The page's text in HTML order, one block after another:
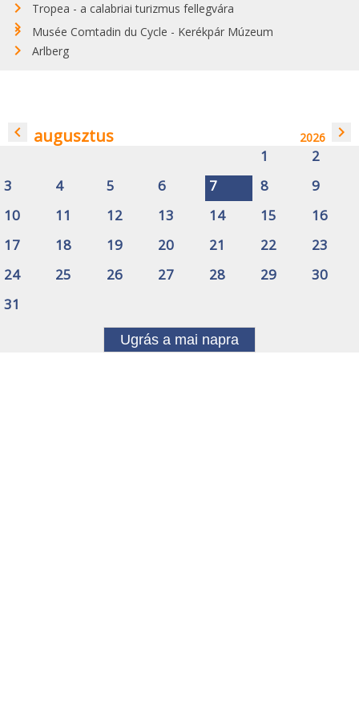
Tropea - a calabriai turizmus fellegvára
Musée Comtadin du Cycle - Kerékpár Múzeum
Arlberg
navigate_before augusztus 2026 navigate_next
1
2
3
4 5 6 7 8
9
10
11 12 13 14 15
16
17
18 19 20 21 22
23
24
25 26 27 28 29
30
31
Ugrás a mai napra